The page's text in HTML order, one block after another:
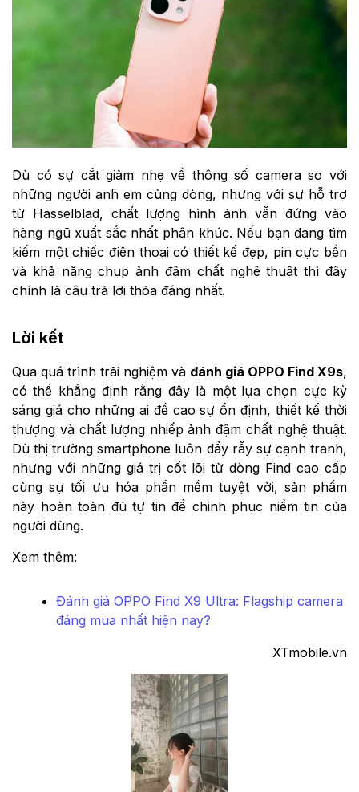
Dù có sự cắt giảm nhẹ về thông số camera so với
những người anh em cùng dòng, nhưng với sự hỗ trợ
từ Hasselblad, chất lượng hình ảnh vẫn đứng vào
hàng ngũ xuất sắc nhất phân khúc. Nếu bạn đang tìm
kiếm một chiếc điện thoại có thiết kế đẹp, pin cực bền
và khả năng chụp ảnh đậm chất nghệ thuật thì đây
chính là câu trả lời thỏa đáng nhất.
Lời kết
Qua quá trình trải nghiệm và đánh giá OPPO Find X9s,
có thể khẳng định rằng đây là một lựa chọn cực kỳ
sáng giá cho những ai đề cao sự ổn định, thiết kế thời
thượng và chất lượng nhiếp ảnh đậm chất nghệ thuật.
Dù thị trường smartphone luôn đầy rẫy sự cạnh tranh,
nhưng với những giá trị cốt lõi từ dòng Find cao cấp
cùng sự tối ưu hóa phần mềm tuyệt vời, sản phẩm
này hoàn toàn đủ tự tin để chinh phục niềm tin của
người dùng.
Xem thêm:
Đánh giá OPPO Find X9 Ultra: Flagship camera
đáng mua nhất hiện nay?
XTmobile.vn